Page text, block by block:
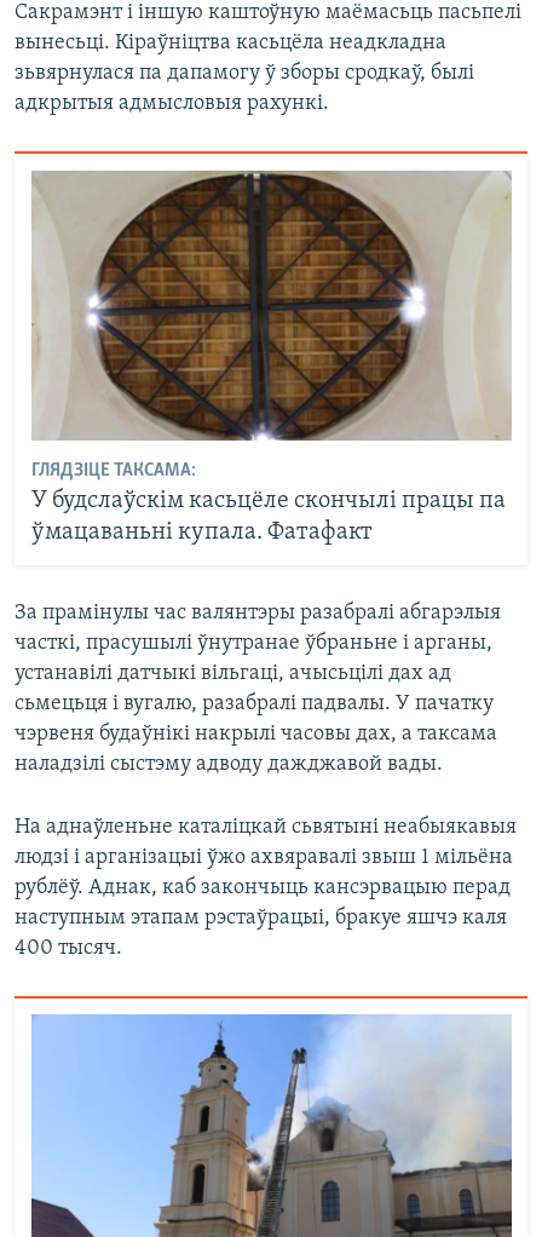
Сакрамэнт і іншую каштоўную маёмасьць пасьпелі
вынесьці. Кіраўніцтва касьцёла неадкладна
зьвярнулася па дапамогу ў зборы сродкаў, былі
адкрытыя адмысловыя рахункі.
ГЛЯДЗІЦЕ ТАКСАМА:
У будслаўскім касьцёле скончылі працы па
ўмацаваньні купала. Фатафакт
За прамінулы час валянтэры разабралі абгарэлыя
часткі, прасушылі ўнутранае ўбраньне і арганы,
устанавілі датчыкі вільгаці, ачысьцілі дах ад
сьмецьця і вугалю, разабралі падвалы. У пачатку
чэрвеня будаўнікі накрылі часовы дах, а таксама
наладзілі сыстэму адводу дажджавой вады.
На аднаўленьне каталіцкай сьвятыні неабыякавыя
людзі і арганізацыі ўжо ахвяравалі звыш 1 мільёна
рублёў. Аднак, каб закончыць кансэрвацыю перад
наступным этапам рэстаўрацыі, бракуе яшчэ каля
400 тысяч.